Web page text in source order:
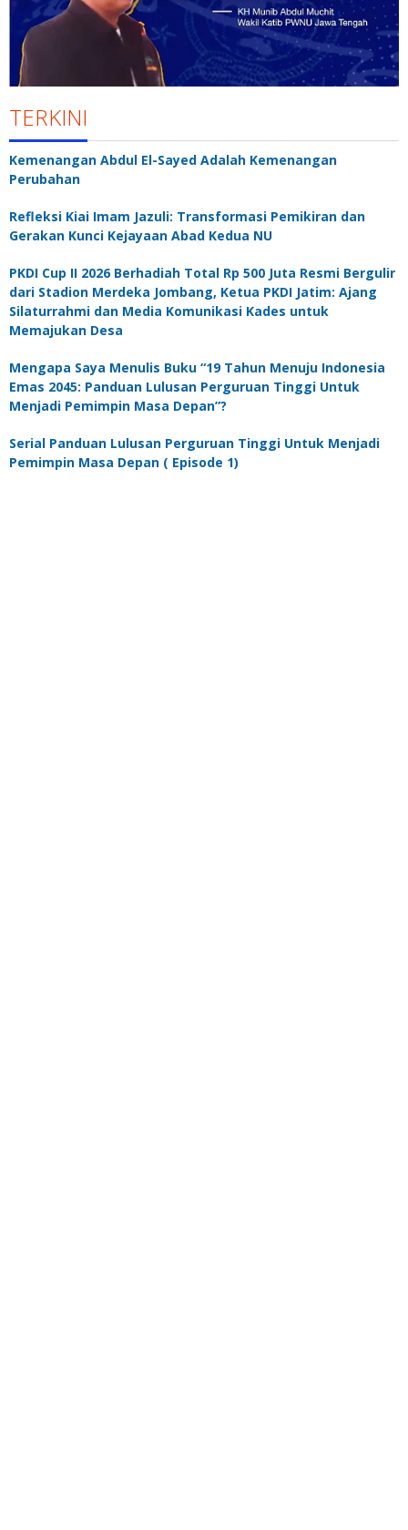
TERKINI
Kemenangan Abdul El-Sayed Adalah Kemenangan
Perubahan
Refleksi Kiai Imam Jazuli: Transformasi Pemikiran dan
Gerakan Kunci Kejayaan Abad Kedua NU
PKDI Cup II 2026 Berhadiah Total Rp 500 Juta Resmi Bergulir
dari Stadion Merdeka Jombang, Ketua PKDI Jatim: Ajang
Silaturrahmi dan Media Komunikasi Kades untuk
Memajukan Desa
Mengapa Saya Menulis Buku “19 Tahun Menuju Indonesia
Emas 2045: Panduan Lulusan Perguruan Tinggi Untuk
Menjadi Pemimpin Masa Depan”?
Serial Panduan Lulusan Perguruan Tinggi Untuk Menjadi
Pemimpin Masa Depan ( Episode 1)